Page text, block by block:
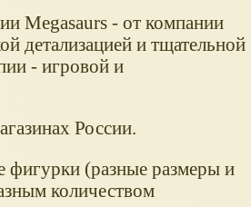
Megasaurs - от компании
детализацией и тщательной
- игровой и
России.
фигурки (разные размеры и
количеством